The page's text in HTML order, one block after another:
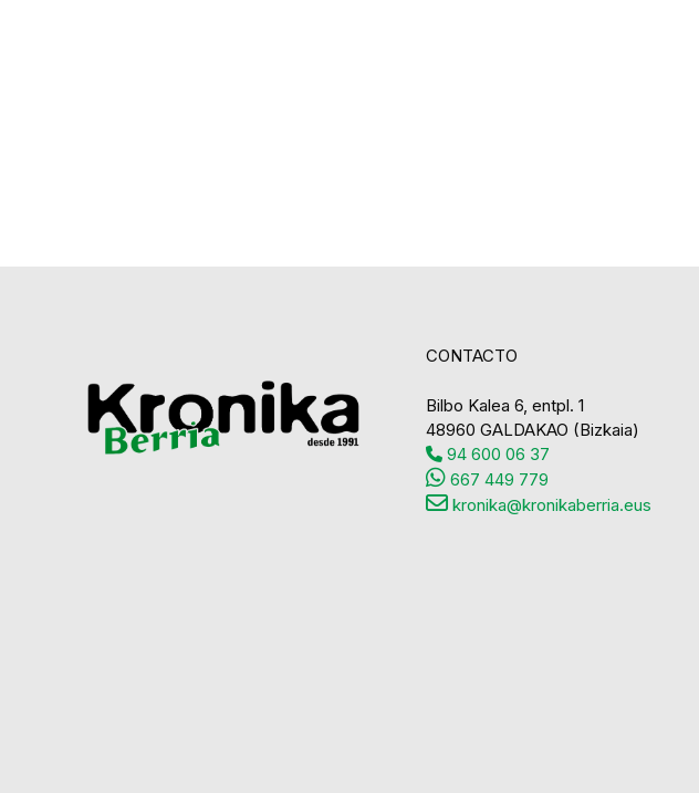
CONTACTO
Bilbo Kalea 6, entpl. 1
48960 GALDAKAO (Bizkaia)
94 600 06 37
667 449 779
kronika@kronikaberria.eus